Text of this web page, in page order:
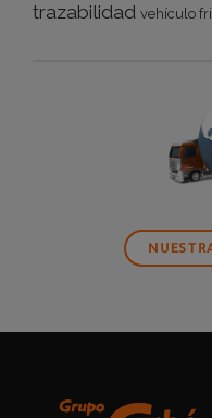
trazabilidad vehículo